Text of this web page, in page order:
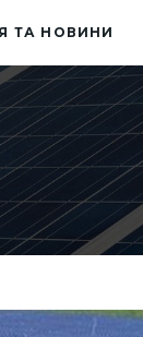
ТА НОВИНИ